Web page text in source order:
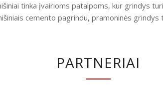
tinka įvairioms patalpoms, kur grindys
cemento pagrindu, pramoninės
PARTNERIAI